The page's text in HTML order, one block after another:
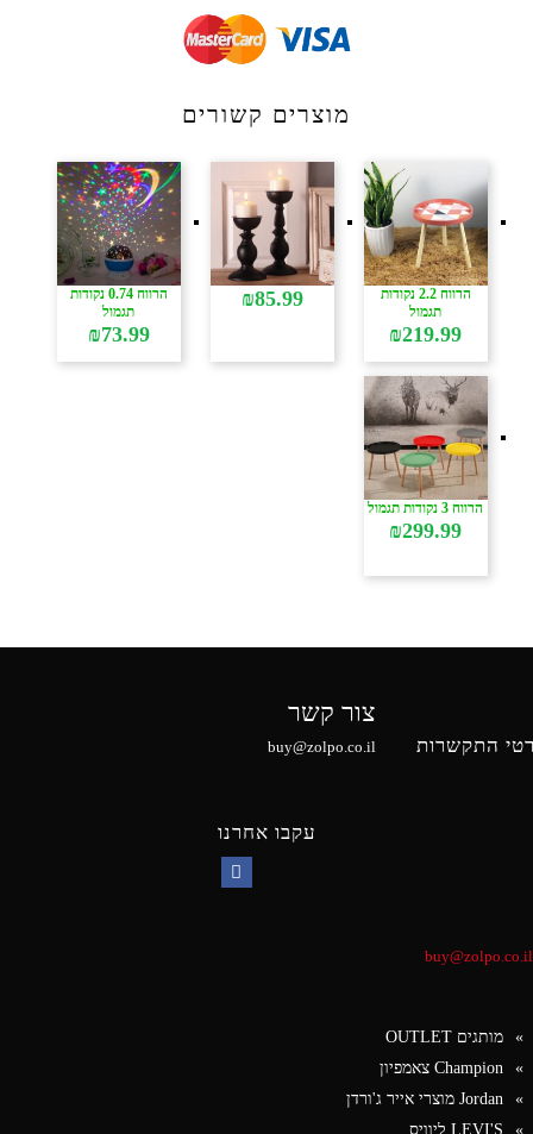
מוצרים קשורים
הרווח 2.2 נקודות
תגמול
₪219.99
₪85.99
הרווח 0.74 נקודות
תגמול
₪73.99
הרווח 3 נקודות תגמול
₪299.99
התקשרות
צור קשר
buy@zolpo.co.il
עקבו אחרנו
buy@zolpo.co.il
מותגים OUTLET
Champion צאמפיון
Jordan מוצרי אייר ג'ורדן
LEVI'S ליוויס